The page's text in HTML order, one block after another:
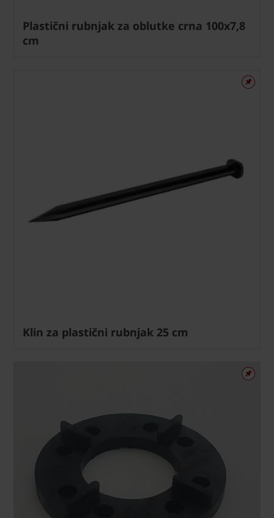
Plastični rubnjak za oblutke crna 100x7,8
cm
Klin za plastični rubnjak 25 cm